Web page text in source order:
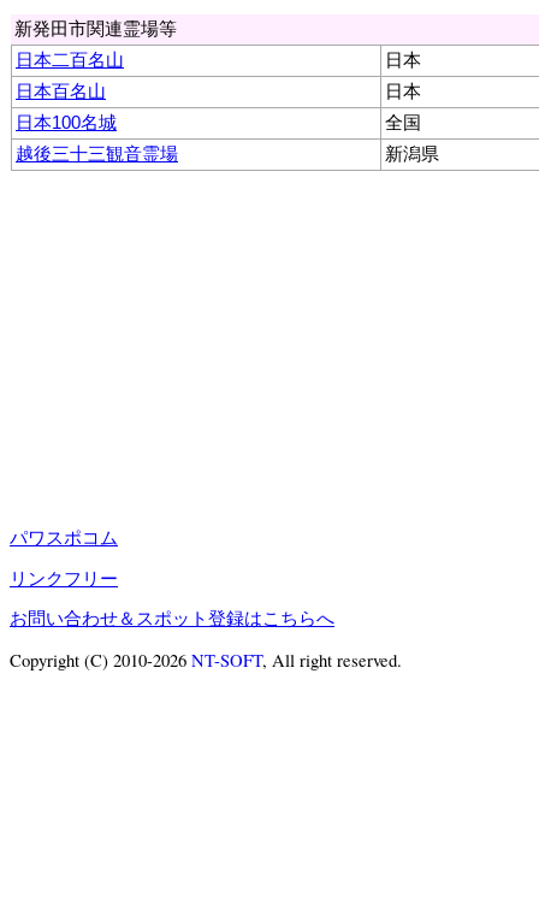
新発田市関連霊場等
日本二百名山
日本
日本百名山
日本
日本100名城
全国
越後三十三観音霊場
新潟県
パワスポコム
リンクフリー
お問い合わせ＆スポット登録はこちらへ
Copyright (C) 2010-2026 NT-SOFT, All right reserved.